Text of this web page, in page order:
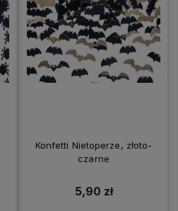
Konfetti Nietoperze, złoto-
czarne
5,90 zł